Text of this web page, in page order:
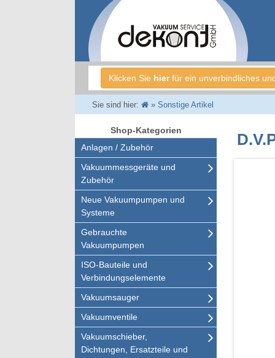
Klicken Sie hierfür ein unverbindliches
Sie sind hier: » Sonstige Artikel
Shop-Kategorien
Anlagen / Zubehör
Vakuummessgeräte und
Zubehör
Neue Vakuumpumpen und
Systeme
Gebrauchte
Vakuumpumpen
ISO-Bauteile und
Verbindungselemente
Vakuumsauger
Vakuumventile
Vakuumschieber,
Dichtungen, Ersatzteile und